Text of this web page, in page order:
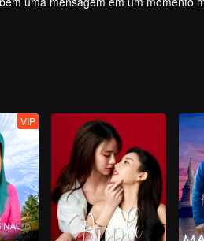
em jogo? Uma quantia em
VIP